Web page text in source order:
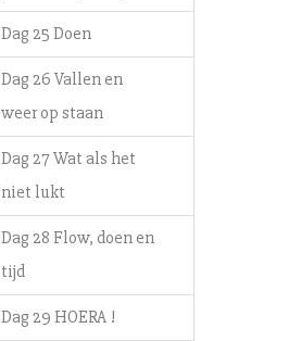
Dag 25 Doen
Dag 26 Vallen en
weer op staan
Dag 27 Wat als het
niet lukt
Dag 28 Flow, doen en
tijd
Dag 29 HOERA !